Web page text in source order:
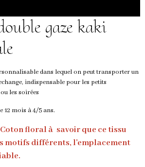
gaze kaki
dans lequel on peut transporter un
indispensable pour les petits
les soirées
12 mois à 4/5 ans.
Coton floral à savoir que ce tissu
motifs différents, l'emplacement